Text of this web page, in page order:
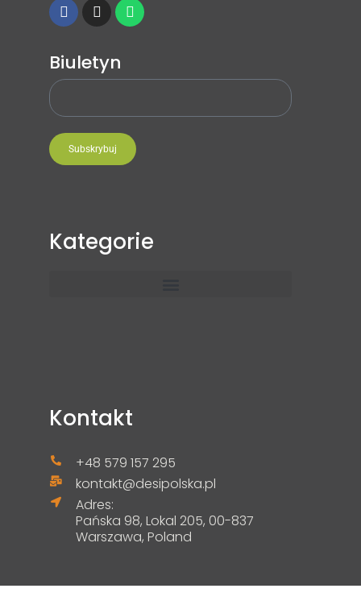
Biuletyn
Subskrybuj
Kategorie
Kontakt
+48 579 157 295
kontakt@desipolska.pl
Adres:
Pańska 98, Lokal 205, 00-837
Warszawa, Poland